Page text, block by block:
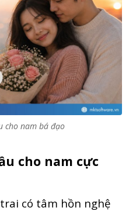
cho nam bá đạo
cho nam cực
có tâm hồn nghệ